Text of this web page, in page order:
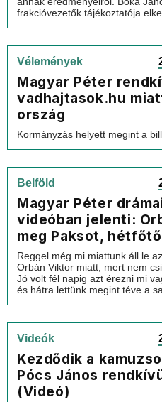
frakcióvezetők tájékoztatója
Vélemények
Magyar Péter
vadhajtasok.hu
ország
Kormányzás helyett megint a
Belföld
Magyar Péter
videóban jelenti:
meg Paksot,
Reggel még mi miattunk áll le
Orbán Viktor miatt, mert nem
Jó volt fél napig azt érezni mi
és hátra lettünk megint téve a
Videók
Kezdődik a
Pócs János
(Videó)